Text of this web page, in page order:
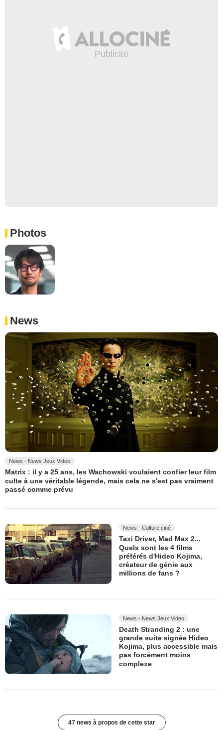
Photos
News
News - News Jeux Video
Matrix : il y a 25 ans, les Wachowski voulaient confier leur film
culte à une véritable légende, mais cela ne s'est pas vraiment
passé comme prévu
News - Culture ciné
Taxi Driver, Mad Max 2...
Quels sont les 4 films
préférés d'Hideo Kojima,
créateur de génie aux
millions de fans ?
News - News Jeux Video
Death Stranding 2 : une
grande suite signée Hideo
Kojima, plus accessible mais
pas forcément moins
complexe
47 news à propos de cette star